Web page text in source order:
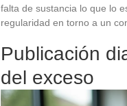
falta de sustancia lo que lo
regularidad en torno a un
Publicación
del exceso